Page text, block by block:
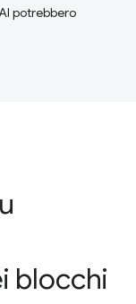
potrebbero
blocchi